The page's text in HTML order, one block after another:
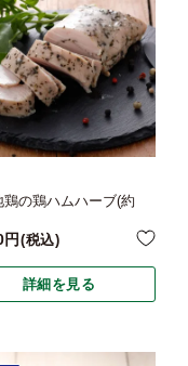
鶏の鶏ハムハーブ(約
税込
詳細を見る